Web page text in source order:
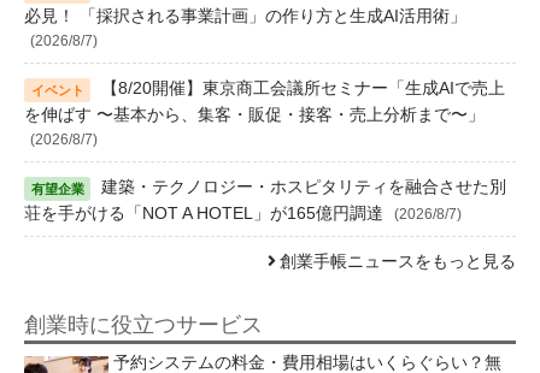
必見！ 「採択される事業計画」の作り方と生成AI活用術」
(2026/8/7)
【8/20開催】東京商工会議所セミナー「生成AIで売上
を伸ばす 〜基本から、集客・販促・接客・売上分析まで〜」
(2026/8/7)
建築・テクノロジー・ホスピタリティを融合させた別
荘を手がける「NOT A HOTEL」が165億円調達
(2026/8/7)
創業手帳ニュースをもっと見る
創業時に役立つサービス
予約システムの料金・費用相場はいくらぐらい？無